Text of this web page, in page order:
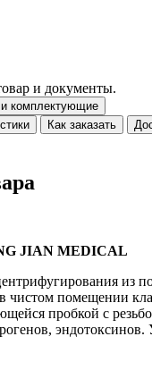
и документы.
комплектующие
Как заказать
JIAN MEDICAL
из
чистом помещении
пробкой с
эндотоксинов.